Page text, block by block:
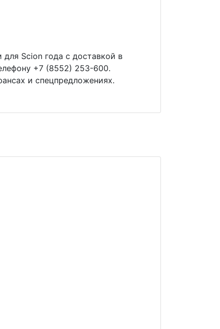
Scion года с доставкой в
+7 (8552) 253-600.
и спецпредложениях.